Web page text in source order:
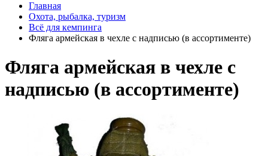
Главная
Охота, рыбалка, туризм
Всё для кемпинга
Фляга армейская в чехле с надписью (в ассортименте)
Фляга армейская в чехле с
надписью (в ассортименте)